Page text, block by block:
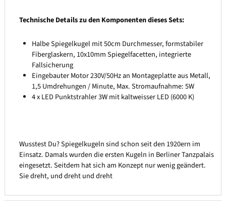
Technische Details zu den Komponenten dieses Sets:
Halbe Spiegelkugel mit 50cm Durchmesser, formstabiler
Fiberglaskern, 10x10mm Spiegelfacetten, integrierte
Fallsicherung
Eingebauter Motor 230V/50Hz an Montageplatte aus Metall,
1,5 Umdrehungen / Minute, Max. Stromaufnahme: 5W
4 x LED Punktstrahler 3W mit kaltweisser LED (6000 K)
Wusstest Du? Spiegelkugeln sind schon seit den 1920ern im
Einsatz. Damals wurden die ersten Kugeln in Berliner Tanzpalais
eingesetzt. Seitdem hat sich am Konzept nur wenig geändert.
Sie dreht, und dreht und dreht